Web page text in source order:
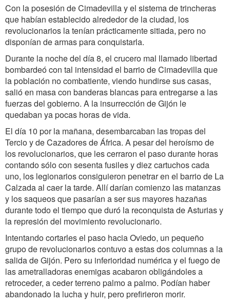
Con la posesión de Cimadevilla y el sistema de trincheras
que habían establecido alrededor de la ciudad, los
revolucionarios la tenían prácticamente sitiada, pero no
disponían de armas para conquistarla.
Durante la noche del día 8, el crucero mal llamado libertad
bombardeó con tal intensidad el barrio de Cimadevilla que
la población no combatiente, viendo hundirse sus casas,
salió en masa con banderas blancas para entregarse a las
fuerzas del gobierno. A la insurrección de Gijón le
quedaban ya pocas horas de vida.
El día 10 por la mañana, desembarcaban las tropas del
Tercio y de Cazadores de África. A pesar del heroísmo de
los revolucionarios, que les cerraron el paso durante horas
contando sólo con sesenta fusiles y diez cartuchos cada
uno, los legionarios consiguieron penetrar en el barrio de La
Calzada al caer la tarde. Allí darían comienzo las matanzas
y los saqueos que pasarían a ser sus mayores hazañas
durante todo el tiempo que duró la reconquista de Asturias y
la represión del movimiento revolucionario.
Intentando cortarles el paso hacia Oviedo, un pequeño
grupo de revolucionarios contuvo a estas dos columnas a la
salida de Gijón. Pero su inferioridad numérica y el fuego de
las ametralladoras enemigas acabaron obligándoles a
retroceder, a ceder terreno palmo a palmo. Podían haber
abandonado la lucha y huir, pero prefirieron morir.